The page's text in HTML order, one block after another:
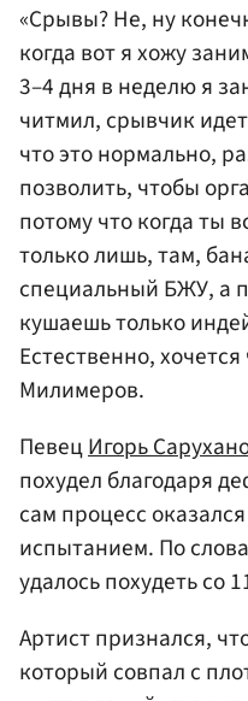
«Срывы? Не, ну
когда вот я хожу
3–4 дня в неделю я
читмил, срывчик
что это нормально,
позволить, чтобы
потому что когда ты
только лишь, там,
специальный БЖУ, а
кушаешь только
Естественно,
Милимеров.
ПевецИгорь
похудел благодаря
сам процесс
испытанием. По
удалось похудеть со
Артист признался,
который совпал с